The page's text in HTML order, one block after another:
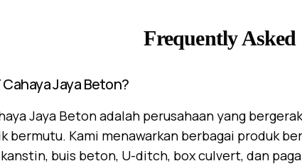
Frequently
Cahaya Jaya Beton?
Jaya Beton adalah perusahaan yang
bermutu. Kami menawarkan berbagai produk
buis beton, U-ditch, box culvert, dan